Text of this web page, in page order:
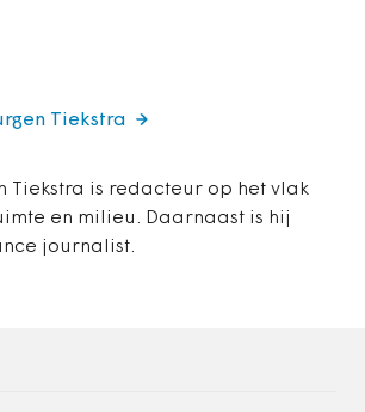
Tiekstra is redacteur op het vlak
en milieu. Daarnaast is hij
journalist.
Tiekstra